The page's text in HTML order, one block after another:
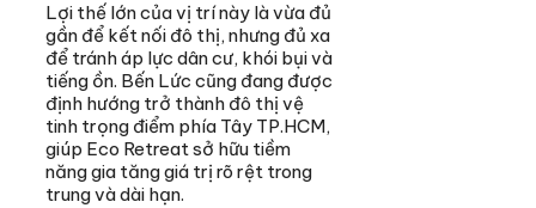
Lợi thế lớn của vị trí này là vừa đủ
gần để kết nối đô thị, nhưng đủ xa
để tránh áp lực dân cư, khói bụi và
tiếng ồn. Bến Lức cũng đang được
định hướng trở thành đô thị vệ
tinh trọng điểm phía Tây TP.HCM,
giúp Eco Retreat sở hữu tiềm
năng gia tăng giá trị rõ rệt trong
trung và dài hạn.